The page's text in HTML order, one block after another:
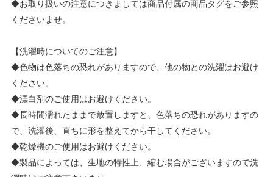
◆お取り扱いの注意につきましては商品付属の商品タグをご参照
くださいませ。
【洗濯時についてのご注意】
◆色物は色落ちの恐れがありますので、他の物との洗濯はお避け
ください。
◆漂白剤のご使用はお避けください。
◆長時間濡れたままで放置しますと、色落ちの恐れがありますの
で、洗濯後、直ちに形を整えてから干してください。
◆乾燥機のご使用はお避けください。
◆製品によっては、生地の特性上、縮む場合がございますので洗